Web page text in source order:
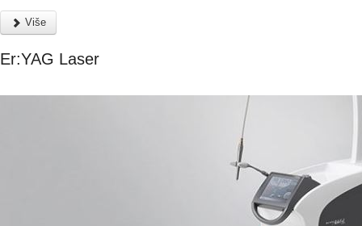
Više
Er:YAG Laser